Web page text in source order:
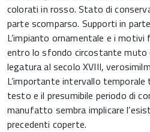
colorati in rosso. Stato di
parte scomparso. Supporti in
L’impianto ornamentale e i
entro lo sfondo circostante muto
legatura al secolo XVIII,
L’importante intervallo temporale
testo e il presumibile periodo di
manufatto sembra implicare
precedenti coperte.